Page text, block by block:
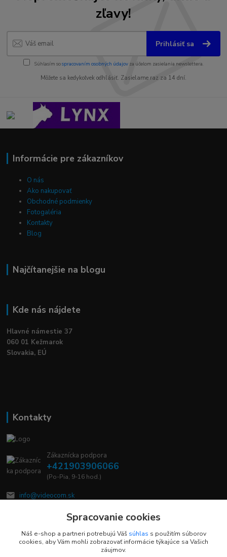
zľavy!
Prihlásiť sa
Súhlasím sospracovaním osobných údajov za účelom zasielania newslettera.
Môžete sa kedykoľvek odhlásiť. Zasielame raz za 14 dní.
Informácie pre zákazníkov
O nás
Ako nakupovať
Obchodné podmienky
Fotogaléria
Kontakty
Blog
Najčítanejšie na blogu
Kde nás nájdete
Hlavné námestie 37
060 01 Kežmarok
Slovakia, EÚ
Kontakty
Zákaznícka podpora
+421903906066
(Po-Pia, 9-16 hod.)
info@videocom.sk
Spracovanie cookies
Náš e-shop a partneri potrebujú Váš súhlas s použitím súborov
cookies, aby Vám mohli zobrazovať informácie týkajúce sa Vašich
záujmov.